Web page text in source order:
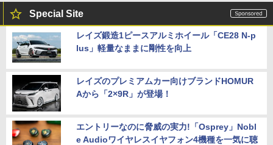
Special Site
レイズ鍛造1ピースアルミホイール「CE28 N-p
lus」軽量なままに剛性を向上
レイズのプレミアムカー向けブランドHOMUR
Aから「2×9R」が登場！
エントリーなのに脅威の実力!「Osprey」Nobl
e Audioワイヤレスイヤフォン4機種を一気に聴